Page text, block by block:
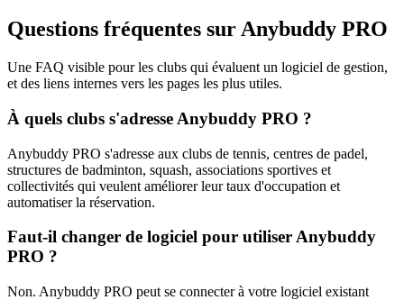
Questions fréquentes sur Anybuddy PRO
Une FAQ visible pour les clubs qui évaluent un logiciel de gestion,
et des liens internes vers les pages les plus utiles.
À quels clubs s'adresse Anybuddy PRO ?
Anybuddy PRO s'adresse aux clubs de tennis, centres de padel,
structures de badminton, squash, associations sportives et
collectivités qui veulent améliorer leur taux d'occupation et
automatiser la réservation.
Faut-il changer de logiciel pour utiliser Anybuddy
PRO ?
Non. Anybuddy PRO peut se connecter à votre logiciel existant